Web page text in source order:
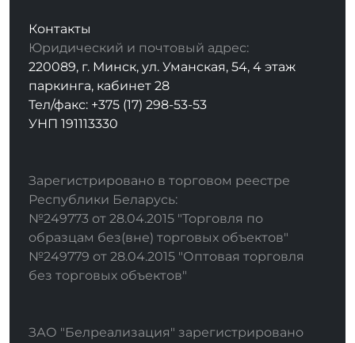
Контакты
Юридический и почтовый адрес:
220089, г. Минск, ул. Уманская, 54, 4 этаж
паркинга, кабинет 28
Тел/факс: +375 (17) 298-53-53
УНП 191113330
Зарегистрировано в торговом реестре
Республики Беларусь:
№249773 от 28.04.2015 "Торговля по
образцам без(вне) торговых объектов"
№249779 от 28.04.2015 "Оптовая торговля
без торговых объектов"
ЗАО "Белреализация" зарегистрировано